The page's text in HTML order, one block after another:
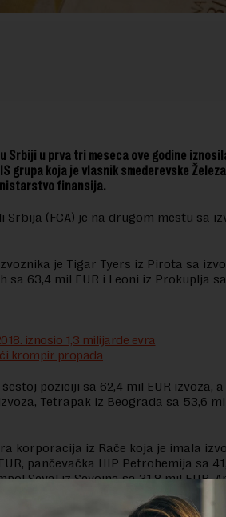
Srbiji u prva tri meseca ove godine
grupa koja je vlasnik smederevske
finansija.
(FCA) je na drugom mestu sa
je Tigar Tyers iz Pirota sa
sa 63,4 mil EUR i Leoni iz Prokuplja
iznosio 1,3 milijarde evra
krompir propada
poziciji sa 62,4 mil EUR izvoza,
Tetrapak iz Beograda sa 53,6
korporacija iz Rače koja je imala
pančevačka HIP Petrohemija sa
Seval iz Sevojna sa 31,8 mil EUR,
mil EUR i Johnson Electric iz Niša sa